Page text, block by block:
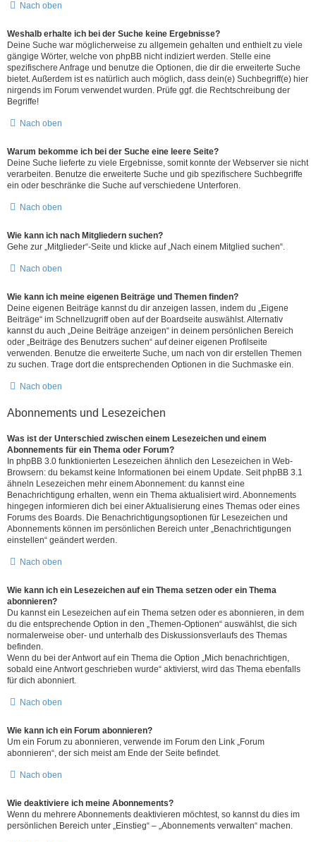
Nach oben
Weshalb erhalte ich bei der Suche keine Ergebnisse?
Deine Suche war möglicherweise zu allgemein gehalten und enthielt zu viele
gängige Wörter, welche von phpBB nicht indiziert werden. Stelle eine
spezifischere Anfrage und benutze die Optionen, die dir die erweiterte Suche
bietet. Außerdem ist es natürlich auch möglich, dass dein(e) Suchbegriff(e) hier
nirgends im Forum verwendet wurden. Prüfe ggf. die Rechtschreibung der
Begriffe!
Nach oben
Warum bekomme ich bei der Suche eine leere Seite?
Deine Suche lieferte zu viele Ergebnisse, somit konnte der Webserver sie nicht
verarbeiten. Benutze die erweiterte Suche und gib spezifischere Suchbegriffe
ein oder beschränke die Suche auf verschiedene Unterforen.
Nach oben
Wie kann ich nach Mitgliedern suchen?
Gehe zur „Mitglieder“-Seite und klicke auf „Nach einem Mitglied suchen“.
Nach oben
Wie kann ich meine eigenen Beiträge und Themen finden?
Deine eigenen Beiträge kannst du dir anzeigen lassen, indem du „Eigene
Beiträge“ im Schnellzugriff oben auf der Boardseite auswählst. Alternativ
kannst du auch „Deine Beiträge anzeigen“ in deinem persönlichen Bereich
oder „Beiträge des Benutzers suchen“ auf deiner eigenen Profilseite
verwenden. Benutze die erweiterte Suche, um nach von dir erstellen Themen
zu suchen. Trage dort die entsprechenden Optionen in die Suchmaske ein.
Nach oben
Abonnements und Lesezeichen
Was ist der Unterschied zwischen einem Lesezeichen und einem
Abonnements für ein Thema oder Forum?
In phpBB 3.0 funktionierten Lesezeichen ähnlich den Lesezeichen in Web-
Browsern: du bekamst keine Informationen bei einem Update. Seit phpBB 3.1
ähneln Lesezeichen mehr einem Abonnement: du kannst eine
Benachrichtigung erhalten, wenn ein Thema aktualisiert wird. Abonnements
hingegen informieren dich bei einer Aktualisierung eines Themas oder eines
Forums des Boards. Die Benachrichtigungsoptionen für Lesezeichen und
Abonnements können im persönlichen Bereich unter „Benachrichtigungen
einstellen“ geändert werden.
Nach oben
Wie kann ich ein Lesezeichen auf ein Thema setzen oder ein Thema
abonnieren?
Du kannst ein Lesezeichen auf ein Thema setzen oder es abonnieren, in dem
du die entsprechende Option in den „Themen-Optionen“ auswählst, die sich
normalerweise ober- und unterhalb des Diskussionsverlaufs des Themas
befinden.
Wenn du bei der Antwort auf ein Thema die Option „Mich benachrichtigen,
sobald eine Antwort geschrieben wurde“ aktivierst, wird das Thema ebenfalls
für dich abonniert.
Nach oben
Wie kann ich ein Forum abonnieren?
Um ein Forum zu abonnieren, verwende im Forum den Link „Forum
abonnieren“, der sich meist am Ende der Seite befindet.
Nach oben
Wie deaktiviere ich meine Abonnements?
Wenn du mehrere Abonnements deaktivieren möchtest, so kannst du dies im
persönlichen Bereich unter „Einstieg“ – „Abonnements verwalten“ machen.